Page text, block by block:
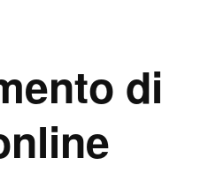
di